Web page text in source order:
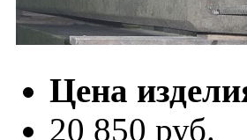
Цена
20 850 руб.